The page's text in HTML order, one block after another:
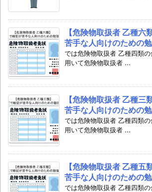
【危険物取扱者 乙種六
苦手な人向けのための
では危険物取扱者 乙種四類
用いて危険物取扱者 ...
【危険物取扱者 乙種三
苦手な人向けのための
では危険物取扱者 乙種四類
用いて危険物取扱者 ...
【危険物取扱者 乙種五
苦手な人向けのための
では危険物取扱者 乙種四類